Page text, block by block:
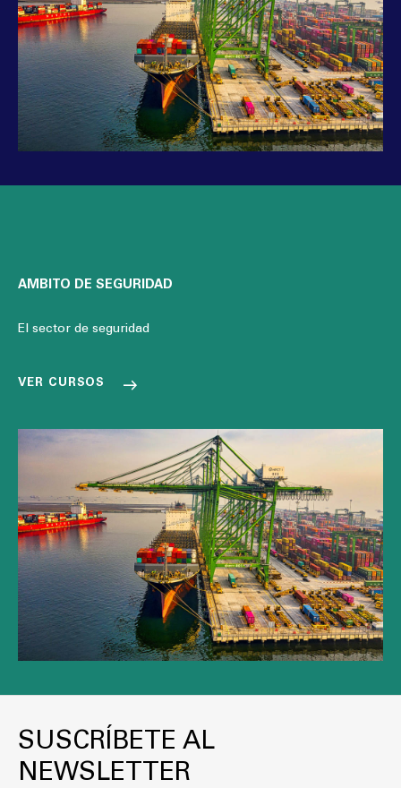
AMBITO DE SEGURIDAD
El sector de seguridad
VER CURSOS
SUSCRÍBETE AL
NEWSLETTER